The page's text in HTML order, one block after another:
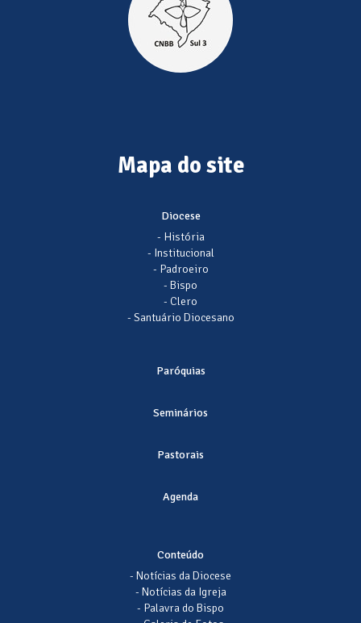
Mapa do site
Diocese
- História
- Institucional
- Padroeiro
- Bispo
- Clero
- Santuário Diocesano
Paróquias
Seminários
Pastorais
Agenda
Conteúdo
- Notícias da Diocese
- Notícias da Igreja
- Palavra do Bispo